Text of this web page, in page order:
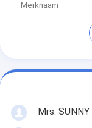
Merknaam
Mrs. SUNNY